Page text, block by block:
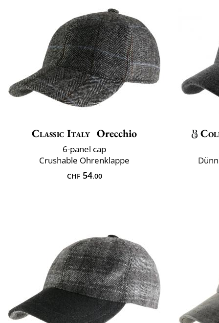
Classic Italy Orecchio
6-panel cap
Crushable Ohrenklappe
CHF54.00